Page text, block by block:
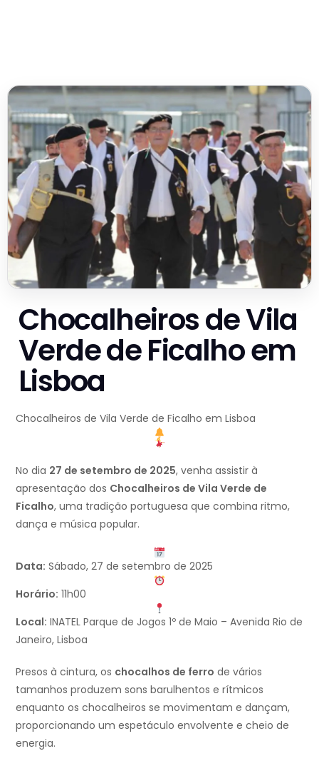
Chocalheiros de Vila
Verde de Ficalho em
Lisboa
Chocalheiros de Vila Verde de Ficalho em Lisboa
No dia 27 de setembro de 2025, venha assistir à
apresentação dos Chocalheiros de Vila Verde de
Ficalho, uma tradição portuguesa que combina ritmo,
dança e música popular.
Data: Sábado, 27 de setembro de 2025
Horário: 11h00
Local: INATEL Parque de Jogos 1º de Maio – Avenida Rio de
Janeiro, Lisboa
Presos à cintura, os chocalhos de ferro de vários
tamanhos produzem sons barulhentos e rítmicos
enquanto os chocalheiros se movimentam e dançam,
proporcionando um espetáculo envolvente e cheio de
energia.